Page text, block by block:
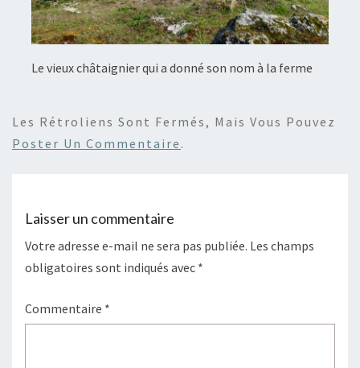
Le vieux châtaignier qui a donné son nom à la ferme
Les Rétroliens Sont Fermés, Mais Vous Pouvez
Poster Un Commentaire .
Laisser un commentaire
Votre adresse e-mail ne sera pas publiée. Les champs
obligatoires sont indiqués avec *
Commentaire *